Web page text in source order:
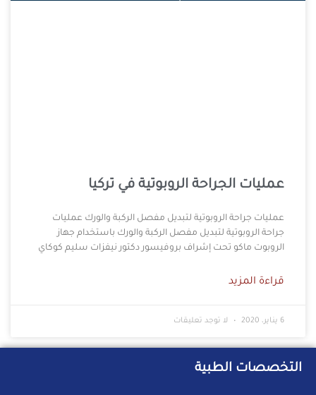
عمليات الجراحة الروبوتية في تركيا
عمليات جراحة الروبوتية لتبديل مفصل الركبة والورك عمليات
جراحة الروبوتية لتبديل مفصل الركبة والورك باستخدام جهاز
الروبوت ماكو تحت إشراف بروفيسور دكتور نيفزات سليم كوكاي
قراءة المزيد
6 يناير، 2020 لا توجد تعليقات
التخصصات الطبية